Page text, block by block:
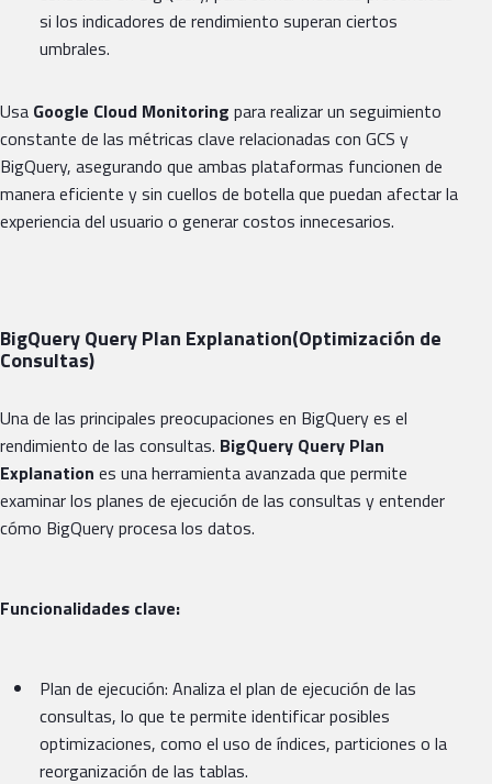
si los indicadores de rendimiento superan ciertos
umbrales.
Usa Google Cloud Monitoring para realizar un seguimiento
constante de las métricas clave relacionadas con GCS y
BigQuery, asegurando que ambas plataformas funcionen de
manera eficiente y sin cuellos de botella que puedan afectar la
experiencia del usuario o generar costos innecesarios.
BigQuery Query Plan Explanation(Optimización de
Consultas)
Una de las principales preocupaciones en BigQuery es el
rendimiento de las consultas. BigQuery Query Plan
Explanation es una herramienta avanzada que permite
examinar los planes de ejecución de las consultas y entender
cómo BigQuery procesa los datos.
Funcionalidades clave:
Plan de ejecución: Analiza el plan de ejecución de las
consultas, lo que te permite identificar posibles
optimizaciones, como el uso de índices, particiones o la
reorganización de las tablas.